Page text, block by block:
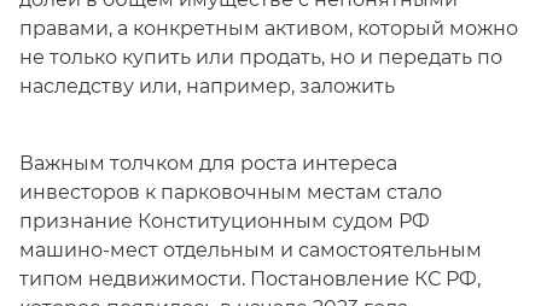
правами, а конкретным активом, который можно
не только купить или продать, но и передать по
наследству или, например, заложить
Важным толчком для роста интереса
инвесторов к парковочным местам стало
признание Конституционным судом РФ
машино-мест отдельным и самостоятельным
типом недвижимости. Постановление КС РФ,